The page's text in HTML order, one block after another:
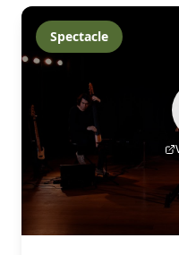
Spectacle